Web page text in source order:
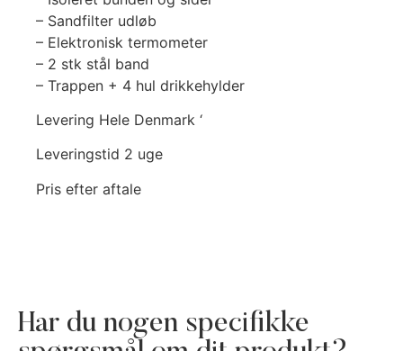
– Sandfilter udløb
– Elektronisk termometer
– 2 stk stål band
– Trappen + 4 hul drikkehylder
Levering Hele Denmark ‘
Leveringstid 2 uge
Pris efter aftale
Har du nogen specifikke